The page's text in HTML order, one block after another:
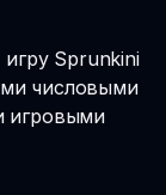
Sprunkini
числовыми
игровыми